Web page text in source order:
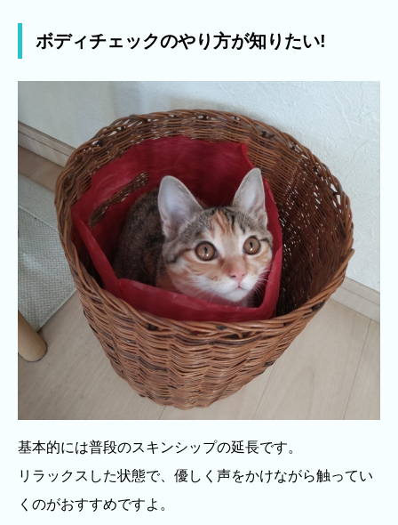
ボディチェックのやり方が知りたい!
基本的には普段のスキンシップの延長です。
リラックスした状態で、優しく声をかけながら触ってい
くのがおすすめですよ。